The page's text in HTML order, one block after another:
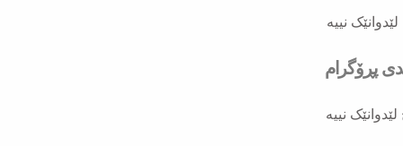
نییە
پڕۆگرام
نییە